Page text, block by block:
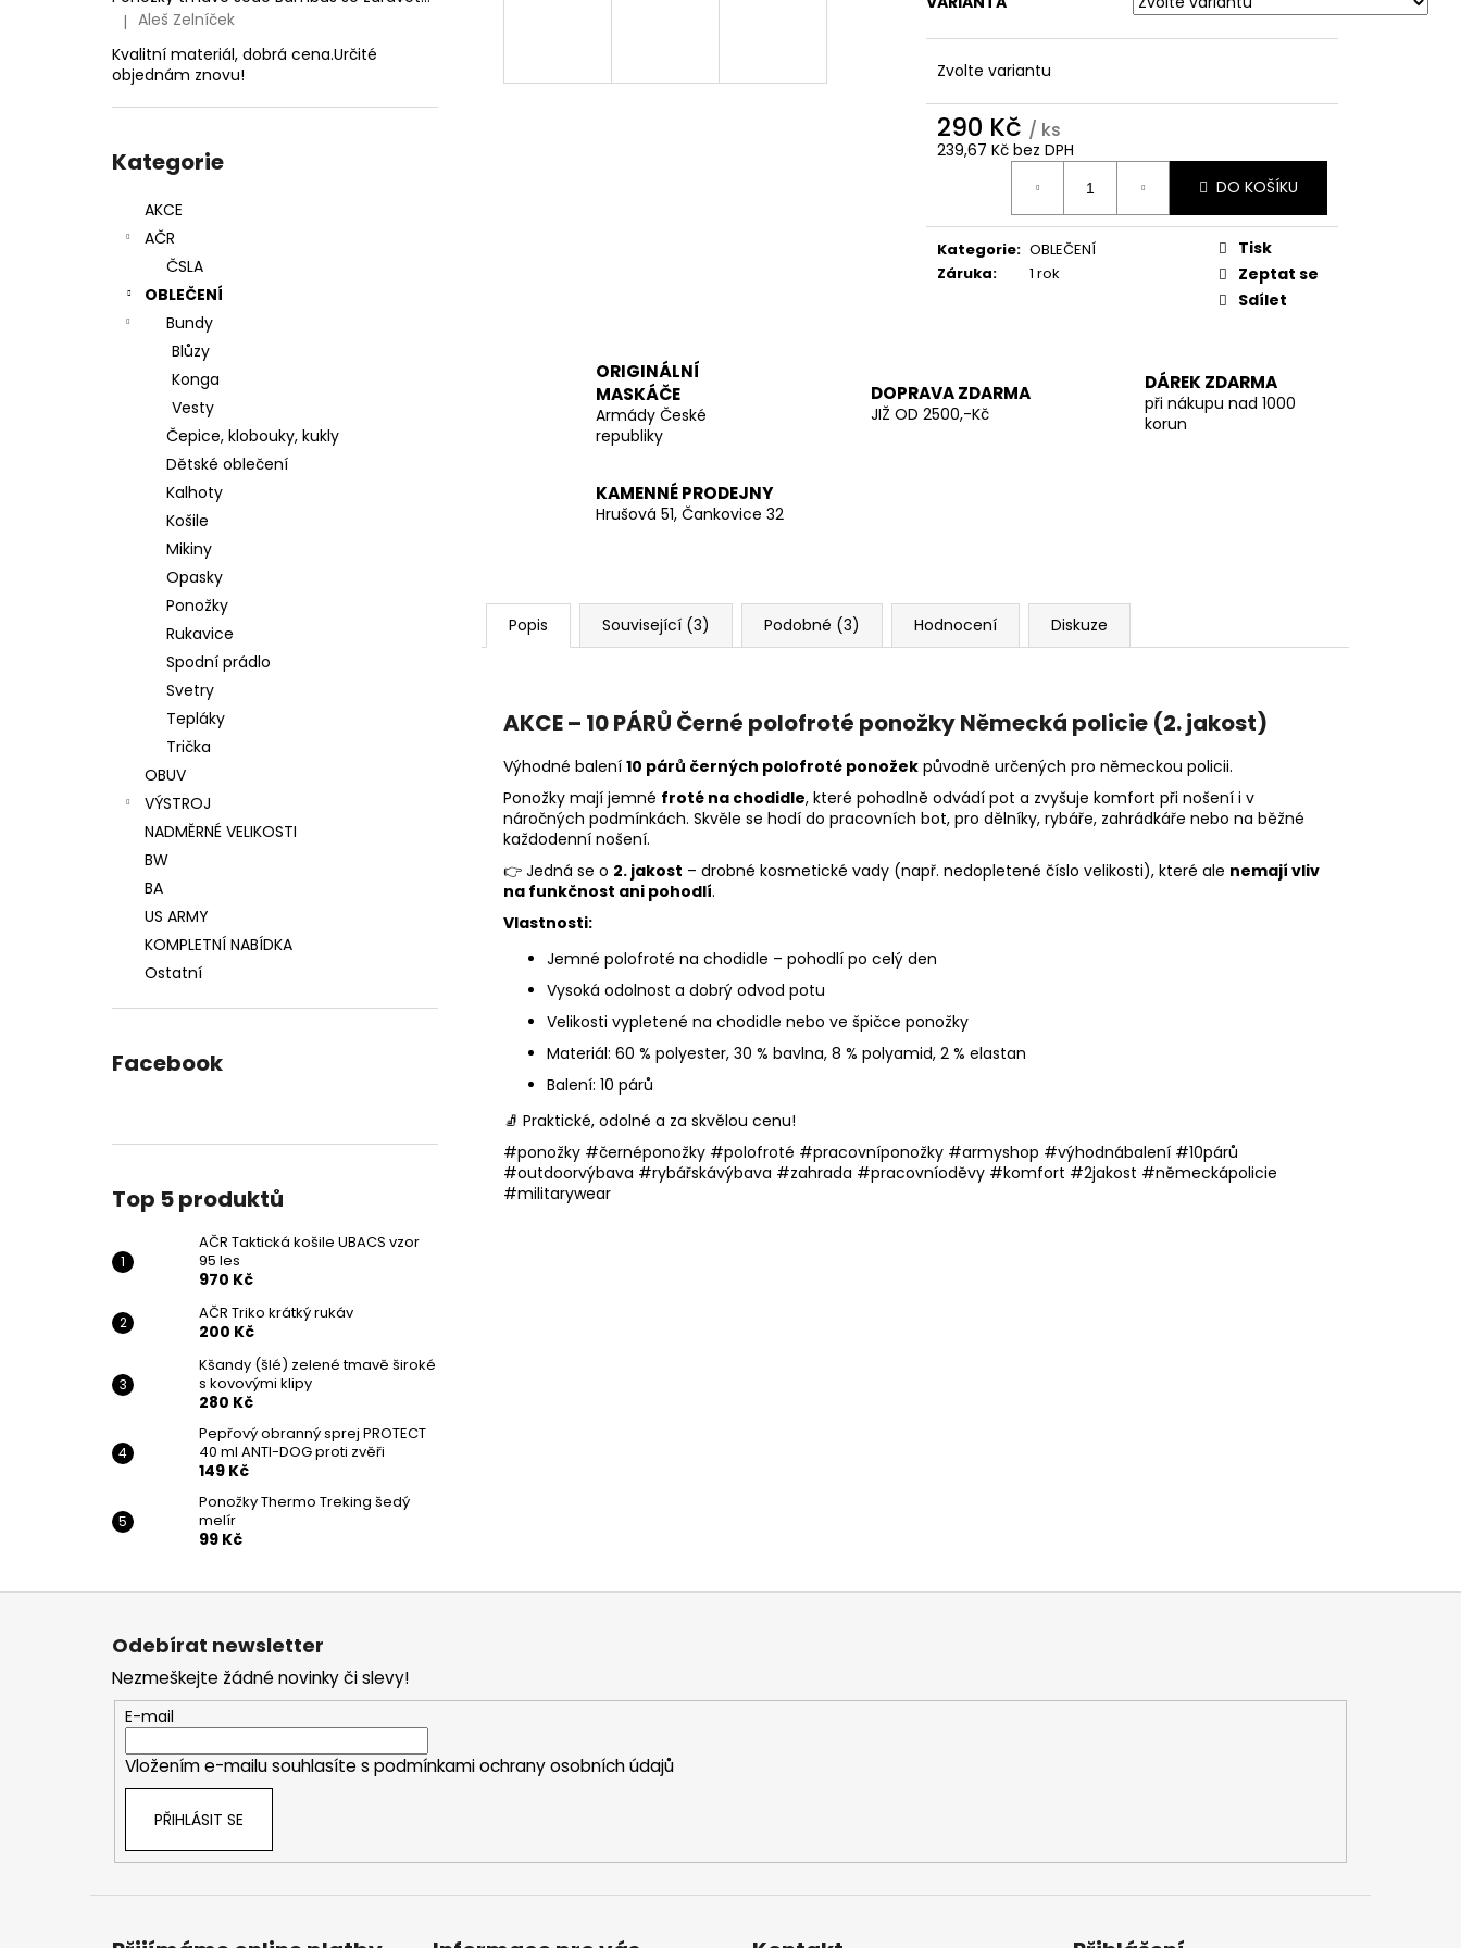
Hodnocení produktu je 5 z 5 hvězdiček.
| Aleš Zelníček
Kvalitní materiál, dobrá cena.Určité
objednám znovu!
kategorie
Kategorie
AKCE
AČR
ČSLA
OBLEČENÍ
Bundy
Blůzy
Konga
Vesty
Čepice, klobouky, kukly
Dětské oblečení
Kalhoty
Košile
Mikiny
Opasky
Ponožky
Rukavice
Spodní prádlo
Svetry
Tepláky
Trička
OBUV
VÝSTROJ
NADMĚRNÉ VELIKOSTI
BW
BA
US ARMY
KOMPLETNÍ NABÍDKA
Ostatní
Facebook
Top 5 produktů
AČR Taktická košile UBACS vzor
95 les
970 Kč
AČR Triko krátký rukáv
200 Kč
Kšandy (šlé) zelené tmavě široké
s kovovými klipy
280 Kč
Pepřový obranný sprej PROTECT
40 ml ANTI-DOG proti zvěři
149 Kč
Ponožky Thermo Treking šedý
melír
99 Kč
Zvolte variantu
290 Kč / ks
239,67 Kč bez DPH
DO KOŠÍKU
Kategorie: OBLEČENÍ
Záruka: 1 rok
Tisk
Zeptat se
Sdílet
ORIGINÁLNÍ
MASKÁČE
Armády České
republiky
DOPRAVA ZDARMA
JIŽ OD 2500,-Kč
DÁREK ZDARMA
při nákupu nad 1000
korun
KAMENNÉ PRODEJNY
Hrušová 51, Čankovice 32
Popis Související (3) Podobné (3) Hodnocení Diskuze
AKCE – 10 PÁRŮ Černé polofroté ponožky Německá policie (2. jakost)
Výhodné balení 10 párů černých polofroté ponožek původně určených pro německou policii.
Ponožky mají jemné froté na chodidle, které pohodlně odvádí pot a zvyšuje komfort při nošení i v
náročných podmínkách. Skvěle se hodí do pracovních bot, pro dělníky, rybáře, zahrádkáře nebo na běžné
každodenní nošení.
👉 Jedná se o 2. jakost – drobné kosmetické vady (např. nedopletené číslo velikosti), které ale nemají vliv
na funkčnost ani pohodlí.
Vlastnosti:
Jemné polofroté na chodidle – pohodlí po celý den
Vysoká odolnost a dobrý odvod potu
Velikosti vypletené na chodidle nebo ve špičce ponožky
Materiál: 60 % polyester, 30 % bavlna, 8 % polyamid, 2 % elastan
Balení: 10 párů
🧦 Praktické, odolné a za skvělou cenu!
#ponožky #černéponožky #polofroté #pracovníponožky #armyshop #výhodnábalení #10párů
#outdoorvýbava #rybářskávýbava #zahrada #pracovníoděvy #komfort #2jakost #německápolicie
#militarywear
970 Kč
Z
Odebírat newsletter
Nezmeškejte žádné novinky či slevy!
E-mail
Vložením e-mailu souhlasíte s podmínkami ochrany osobních údajů
PŘIHLÁSIT SE